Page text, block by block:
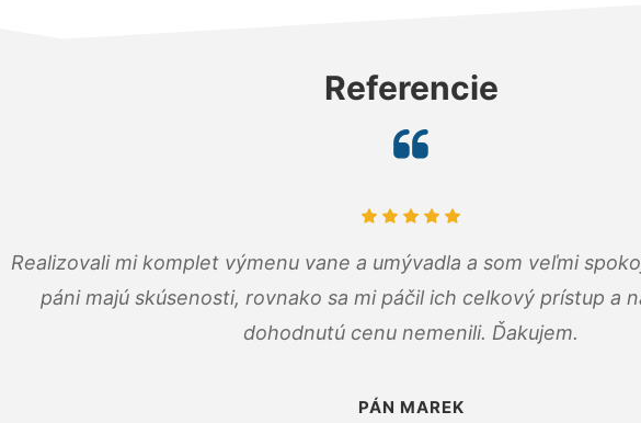
Referencie
Realizovali mi komplet výmenu vane a umývadla a som veľmi
páni majú skúsenosti, rovnako sa mi páčil ich celkový prístup a
dohodnutú cenu nemenili. Ďakujem.
PÁN MAREK